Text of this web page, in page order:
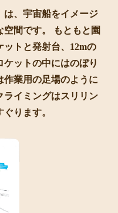
は、宇宙船をイメージ
空間です。 もともと園
トと発射台、12mの
ットの中にはのぼり
作業用の足場のように
ライミングはスリリン
ります。